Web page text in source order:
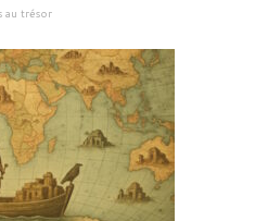
au trésor